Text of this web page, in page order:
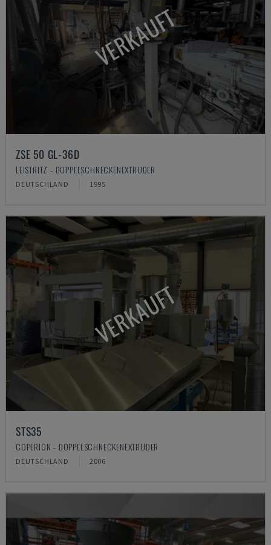
VERKAUFT
ZSE 50 GL-36D
LEISTRITZ - DOPPELSCHNECKENEXTRUDER
DEUTSCHLAND 1995
VERKAUFT
STS35
COPERION - DOPPELSCHNECKENEXTRUDER
DEUTSCHLAND 2006